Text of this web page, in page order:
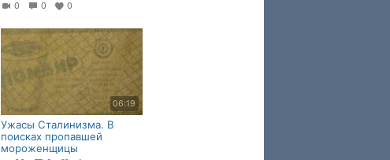
0 0 0
06:19
Ужасы Сталинизма. В
поисках пропавшей
мороженщицы